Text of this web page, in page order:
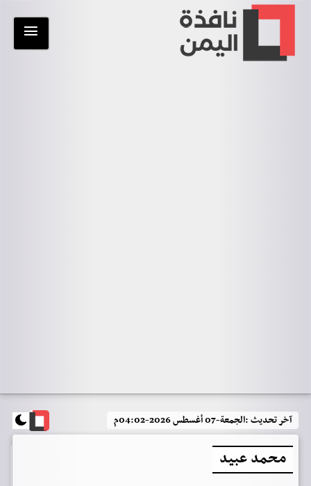
آخر تحديث :الجمعة-07 أغسطس 2026-04:02م
محمد عبيد